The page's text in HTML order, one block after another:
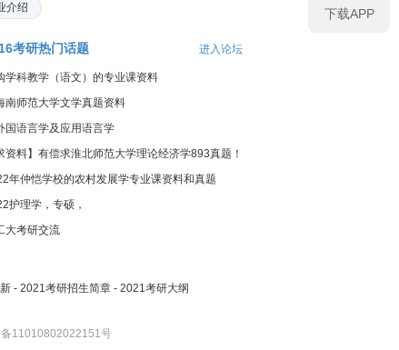
介绍
考研热门话题 进入论坛
学科教学（语文）的专业课资料
南师范大学文学真题资料
国语言学及应用语言学
资料】有偿求淮北师范大学理论经济学893真题！
年仲恺学校的农村发展学专业课资料和真题
护理学，专硕，
大考研交流
- 2021考研招生简章 - 2021考研大纲
11010802022151号
下载APP